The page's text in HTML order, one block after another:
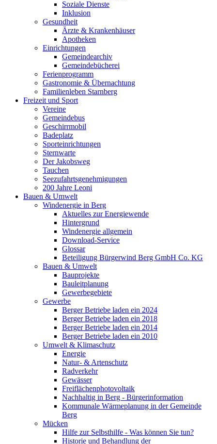
Soziale Dienste
Inklusion
Gesundheit
Ärzte & Krankenhäuser
Apotheken
Einrichtungen
Gemeindearchiv
Gemeindebücherei
Ferienprogramm
Gastronomie & Übernachtung
Familienleben Starnberg
Freizeit und Sport
Vereine
Gemeindebus
Geschirrmobil
Badeplatz
Sporteinrichtungen
Sternwarte
Der Jakobsweg
Tauchen
Seezufahrtsgenehmigungen
200 Jahre Leoni
Bauen & Umwelt
Windenergie in Berg
Aktuelles zur Energiewende
Hintergrund
Windenergie allgemein
Download-Service
Glossar
Beteiligung Bürgerwind Berg GmbH Co. KG
Bauen & Umwelt
Bauprojekte
Bauleitplanung
Gewerbegebiete
Gewerbe
Berger Betriebe laden ein 2024
Berger Betriebe laden ein 2018
Berger Betriebe laden ein 2014
Berger Betriebe laden ein 2010
Umwelt & Klimaschutz
Energie
Natur- & Artenschutz
Radverkehr
Gewässer
Freiflächenphotovoltaik
Nachhaltig in Berg - Bürgerinformation
Kommunale Wärmeplanung in der Gemeinde
Berg
Mücken
Hilfe zur Selbsthilfe - Was können Sie tun?
Historie und Behandlung der